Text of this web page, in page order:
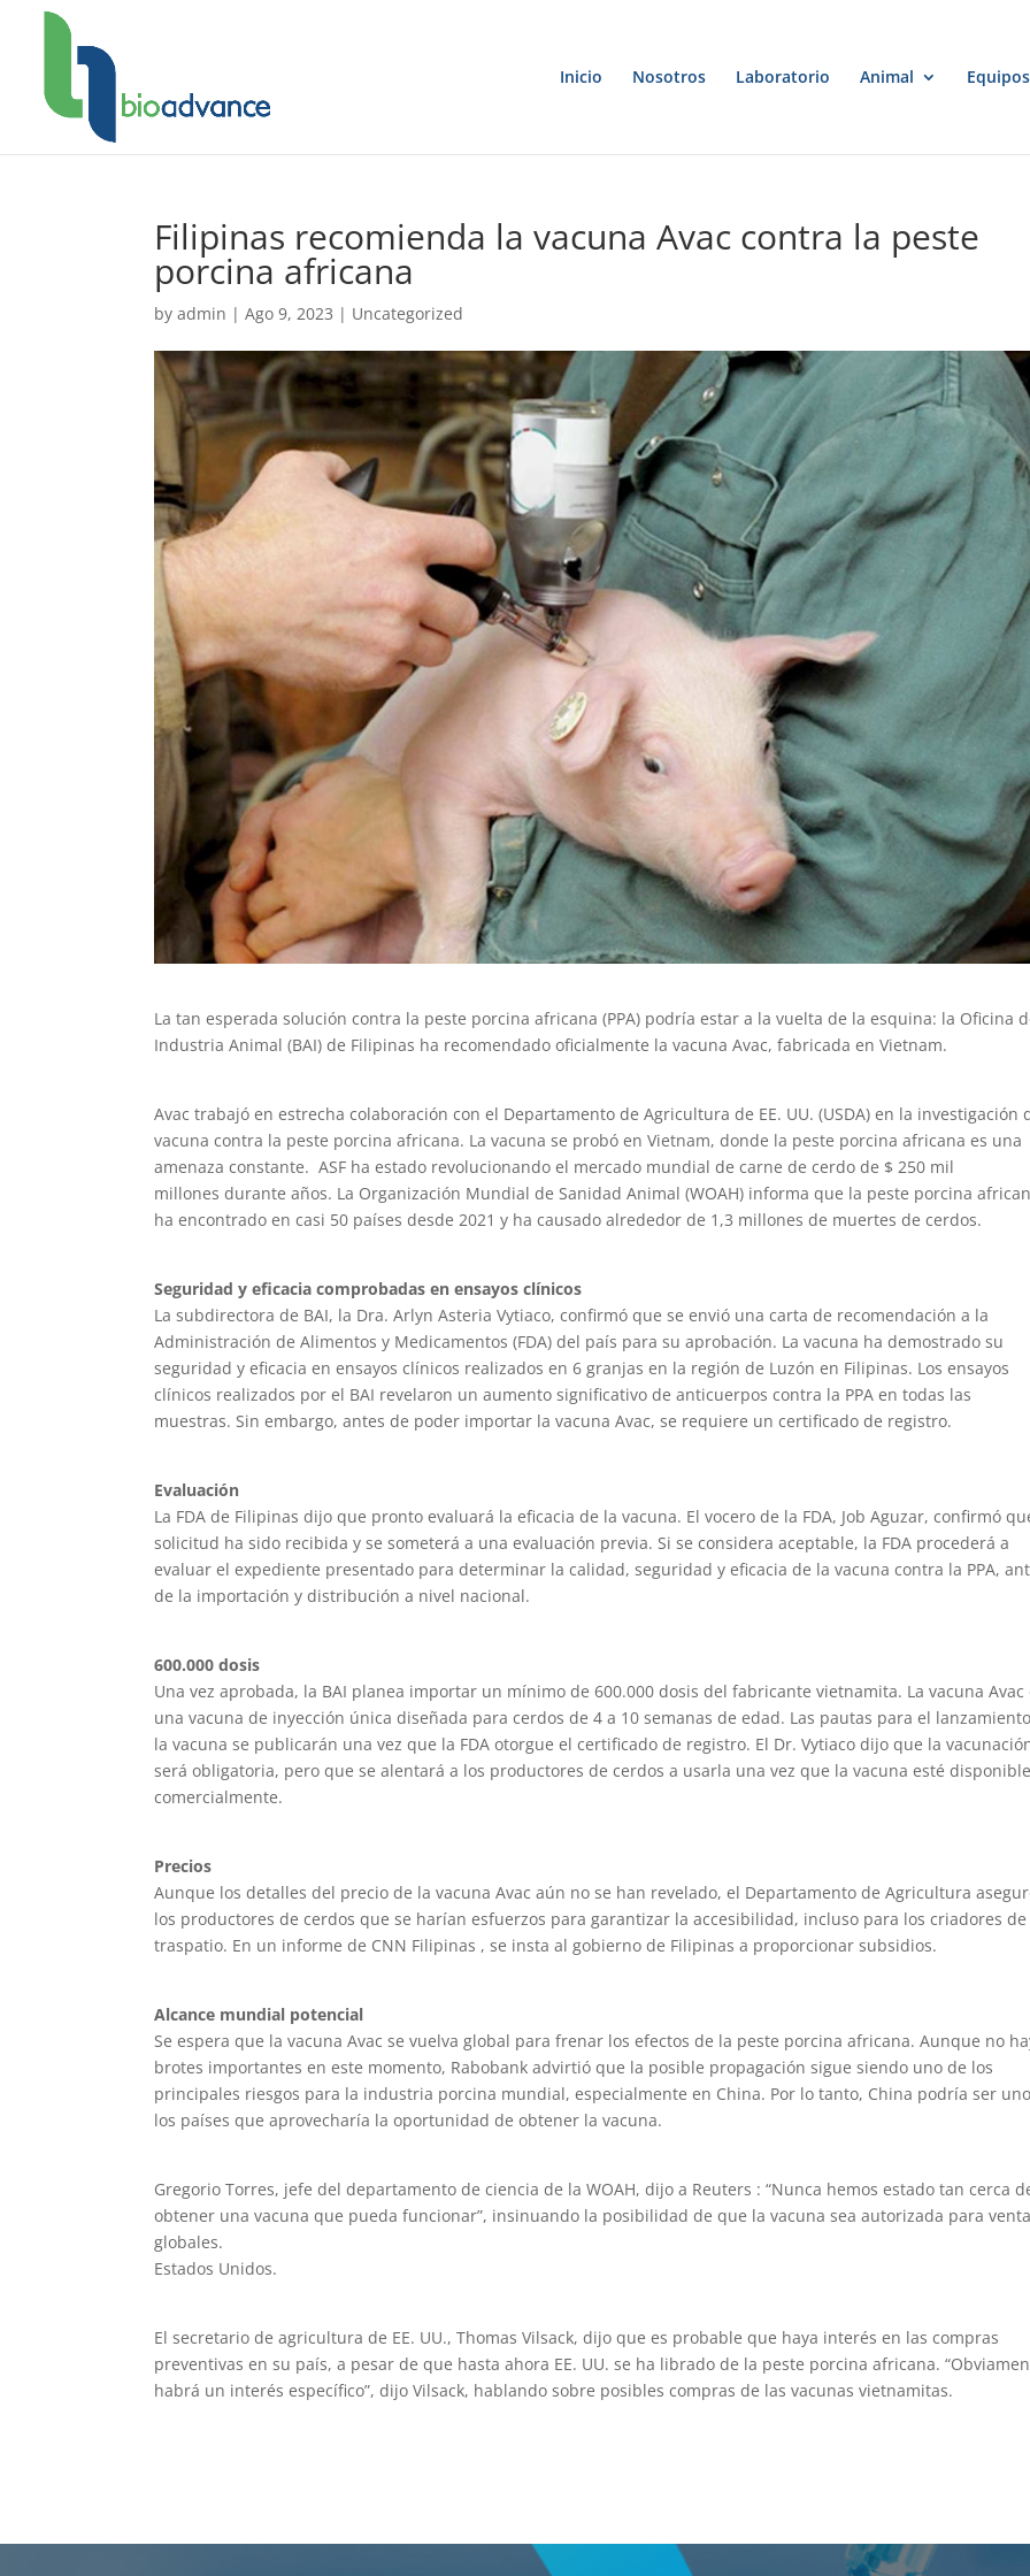
Inicio Nosotros Laboratorio Animal Equipos
Filipinas recomienda la vacuna Avac contra la peste
porcina africana
byadmin |Ago 9, 2023 | Uncategorized
La tan esperada solución contra la peste porcina africana (PPA) podría estar a la vuelta de la esquina: la Oficina
Industria Animal (BAI) de Filipinas ha recomendado oficialmente la vacuna Avac, fabricada en Vietnam.
Avac trabajó en estrecha colaboración con el Departamento de Agricultura de EE. UU. (USDA) en la investigación
vacuna contra la peste porcina africana. La vacuna se probó en Vietnam, donde la peste porcina africana es una
amenaza constante. ASF ha estado revolucionando el mercado mundial de carne de cerdo de $ 250 mil
millones durante años. La Organización Mundial de Sanidad Animal (WOAH) informa que la peste porcina
ha encontrado en casi 50 países desde 2021 y ha causado alrededor de 1,3 millones de muertes de cerdos.
Seguridad y eficacia comprobadas en ensayos clínicos
La subdirectora de BAI, la Dra. Arlyn Asteria Vytiaco, confirmó que se envió una carta de recomendación a la
Administración de Alimentos y Medicamentos (FDA) del país para su aprobación. La vacuna ha demostrado su
seguridad y eficacia en ensayos clínicos realizados en 6 granjas en la región de Luzón en Filipinas. Los ensayos
clínicos realizados por el BAI revelaron un aumento significativo de anticuerpos contra la PPA en todas las
muestras. Sin embargo, antes de poder importar la vacuna Avac, se requiere un certificado de registro.
Evaluación
La FDA de Filipinas dijo que pronto evaluará la eficacia de la vacuna. El vocero de la FDA, Job Aguzar, confirmó
solicitud ha sido recibida y se someterá a una evaluación previa. Si se considera aceptable, la FDA procederá a
evaluar el expediente presentado para determinar la calidad, seguridad y eficacia de la vacuna contra la PPA,
de la importación y distribución a nivel nacional.
600.000 dosis
Una vez aprobada, la BAI planea importar un mínimo de 600.000 dosis del fabricante vietnamita. La vacuna Avac
una vacuna de inyección única diseñada para cerdos de 4 a 10 semanas de edad. Las pautas para el
la vacuna se publicarán una vez que la FDA otorgue el certificado de registro. El Dr. Vytiaco dijo que la
será obligatoria, pero que se alentará a los productores de cerdos a usarla una vez que la vacuna esté disponible
comercialmente.
Precios
Aunque los detalles del precio de la vacuna Avac aún no se han revelado, el Departamento de Agricultura
los productores de cerdos que se harían esfuerzos para garantizar la accesibilidad, incluso para los criadores de
traspatio. En un informe de CNN Filipinas , se insta al gobierno de Filipinas a proporcionar subsidios.
Alcance mundial potencial
Se espera que la vacuna Avac se vuelva global para frenar los efectos de la peste porcina africana. Aunque no
brotes importantes en este momento, Rabobank advirtió que la posible propagación sigue siendo uno de los
principales riesgos para la industria porcina mundial, especialmente en China. Por lo tanto, China podría ser
los países que aprovecharía la oportunidad de obtener la vacuna.
Gregorio Torres, jefe del departamento de ciencia de la WOAH, dijo a Reuters : “Nunca hemos estado tan cerca
obtener una vacuna que pueda funcionar”, insinuando la posibilidad de que la vacuna sea autorizada para
globales.
Estados Unidos.
El secretario de agricultura de EE. UU., Thomas Vilsack, dijo que es probable que haya interés en las compras
preventivas en su país, a pesar de que hasta ahora EE. UU. se ha librado de la peste porcina africana.
habrá un interés específico”, dijo Vilsack, hablando sobre posibles compras de las vacunas vietnamitas.